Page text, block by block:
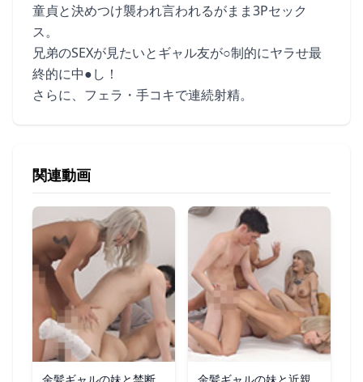
童貞と決めつけ襲われ言われるがまま3Pセック
ス。
兄弟のSEXが見たいとギャル友が○制的にヤラせ最
終的に中●し！
さらに、フェラ・手コキで連続射精。
関連動画
金髪ギャルの妹と禁断
金髪ギャルの妹と近親